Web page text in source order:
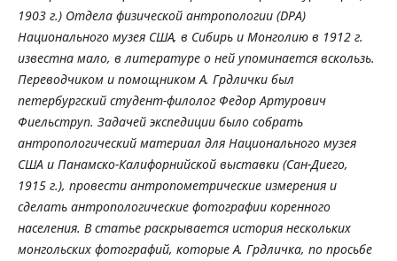
1903 г.) Отдела физической антропологии (DPA)
Национального музея США, в Сибирь и Монголию в 1912 г.
известна мало, в литературе о ней упоминается вскользь.
Переводчиком и помощником А. Грдлички был
петербургский студент-филолог Федор Артурович
Фиельструп. Задачей экспедиции было собрать
антропологический материал для Национального музея
США и Панамско-Калифорнийской выставки (Сан-Диего,
1915 г.), провести антропометрические измерения и
сделать антропологические фотографии коренного
населения. В статье раскрывается история нескольких
монгольских фотографий, которые А. Грдличка, по просьбе